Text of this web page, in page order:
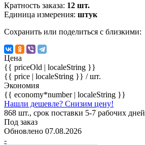
Кратность заказа: 12 шт.
Единица измерения: штук
Сохранить или поделиться с близкими:
Цена
{{ priceOld | localeString }}
{{ price | localeString }} / шт.
Экономия
{{ economy*number | localeString }}
Нашли дешевле? Снизим цену!
868 шт., срок поставки 5-7 рабочих дней
Под заказ
Обновлено 07.08.2026
-